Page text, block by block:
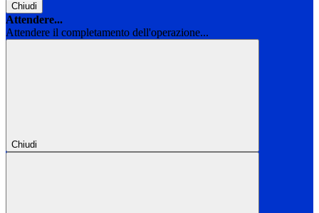
Chiudi
Attendere...
Attendere il completamento dell'operazione...
Chiudi